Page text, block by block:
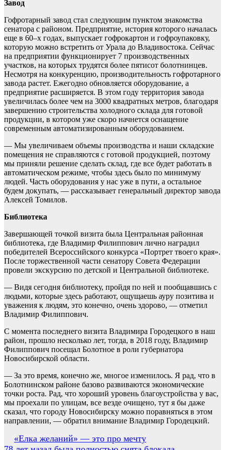
Завод
Гофротарный завод стал следующим пунктом знакомства
сенатора с районом. Предприятие, история которого началась
еще в 60–х годах, выпускает гофрокартон и гофроупаковку,
которую можно встретить от Урала до Владивостока. Сейчас
на предприятии функционирует 7 производственных
участков, на которых трудятся более пятисот болотнинцев.
Несмотря на конкуренцию, производительность гофротарного
завода растет. Ежегодно обновляется оборудование, а
предприятие расширяется. В этом году территория завода
увеличилась более чем на 3000 квадратных метров, благодаря
завершению строительства холодного склада для готовой
продукции, в котором уже скоро начнется оснащение
современным автоматизированным оборудованием.
— Мы увеличиваем объемы производства и наши складские
помещения не справляются с готовой продукцией, поэтому
мы приняли решение сделать склад, где все будет работать в
автоматическом режиме, чтобы здесь было по минимуму
людей. Часть оборудования у нас уже в пути, а остальное
будем докупать, — рассказывает генеральный директор завода
Алексей Томилов.
Библиотека
Завершающей точкой визита была Центральная районная
библиотека, где Владимир Филиппович лично наградил
победителей Всероссийского конкурса «Портрет твоего края».
После торжественной части сенатору Совета Федерации
провели экскурсию по детской и Центральной библиотеке.
— Видя сегодня библиотеку, пройдя по ней и пообщавшись с
людьми, которые здесь работают, ощущаешь ауру позитива и
уважения к людям, это конечно, очень здорово, — отметил
Владимир Филиппович.
С момента последнего визита Владимира Городецкого в наш
район, прошло несколько лет, тогда, в 2018 году, Владимир
Филиппович посещал Болотное в роли губернатора
Новосибирской области.
— За это время, конечно же, многое изменилось. Я рад, что в
Болотнинском районе базово развиваются экономические
точки роста. Рад, что хороший уровень благоустройства у вас,
мы проехали по улицам, все везде очищено, тут я бы даже
сказал, что городу Новосибирску можно поравняться в этом
направлении, — обратил внимание Владимир Городецкий.
Навигация
«Елка желаний» — это про мечту